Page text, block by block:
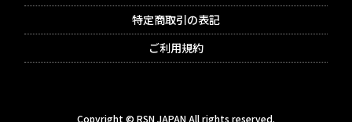
特定商取引の表記
ご利用規約
Copyright © RSN JAPAN All rights reserved.